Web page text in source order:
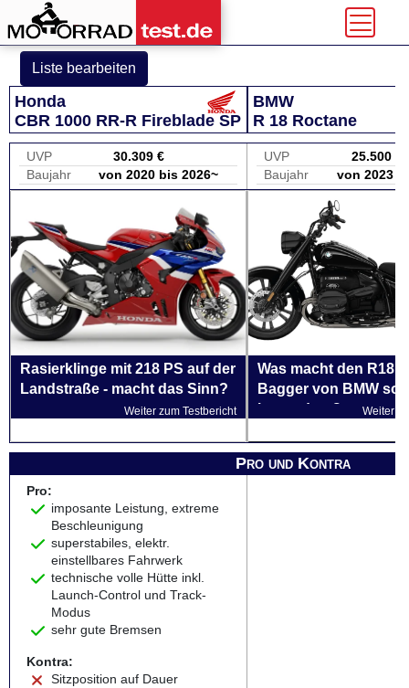
Liste bearbeiten
Honda
CBR 1000 RR-R Fireblade SP
BMW
R 18 Roctane
UVP
30.309 €
Baujahr
von 2020 bis 2026~
UVP
25.500 €
Baujahr
von 2023
Rasierklinge mit 218 PS auf der
Landstraße - macht das Sinn?
Weiter zum Testbericht
Was macht den R18
Bagger von BMW so
besonders?
Weiter
Pro und Kontra
Pro:
imposante Leistung, extreme
Beschleunigung
superstabiles, elektr.
einstellbares Fahrwerk
technische volle Hütte inkl.
Launch-Control und Track-
Modus
sehr gute Bremsen
Kontra:
Sitzposition auf Dauer